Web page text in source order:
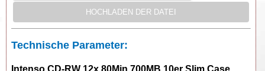
Technische Parameter:
Intenso CD-RW 12x 80Min 700MB 10er Slim Case